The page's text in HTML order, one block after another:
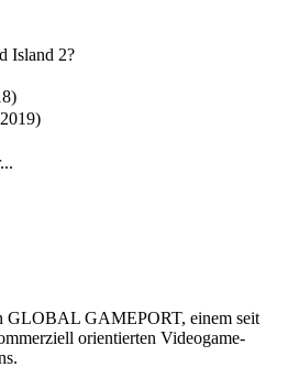
Island 2?
GLOBAL GAMEPORT, einem seit
orientierten Videogame-